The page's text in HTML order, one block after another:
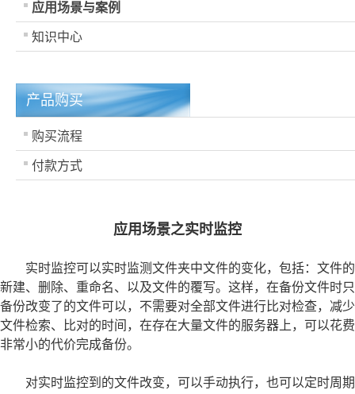
应用场景与案例
知识中心
产品购买
购买流程
付款方式
应用场景之实时监控
实时监控可以实时监测文件夹中文件的变化，包括：文件的
新建、删除、重命名、以及文件的覆写。这样，在备份文件时只
备份改变了的文件可以，不需要对全部文件进行比对检查，减少
文件检索、比对的时间，在存在大量文件的服务器上，可以花费
非常小的代价完成备份。
对实时监控到的文件改变，可以手动执行，也可以定时周期